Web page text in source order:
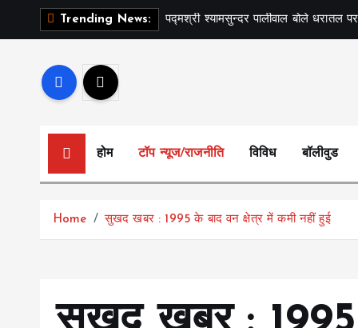
Trending News: पद्मश्री श्यामसुन्दर पालीवाल बोले धरातल
होम टॉप न्यूज/राजनीति विविध बॉलीवुड
Home सुखद खबर : 1995 के बाद वन क्षेत्र में कमी नहीं हुई